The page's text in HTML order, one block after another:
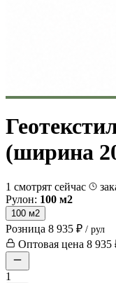
(ширина
1 смотрят сейчас
Рулон: 100 м2
100 м2
Розница 8 935 ₽ / рул
Оптовая цена 8 935
1